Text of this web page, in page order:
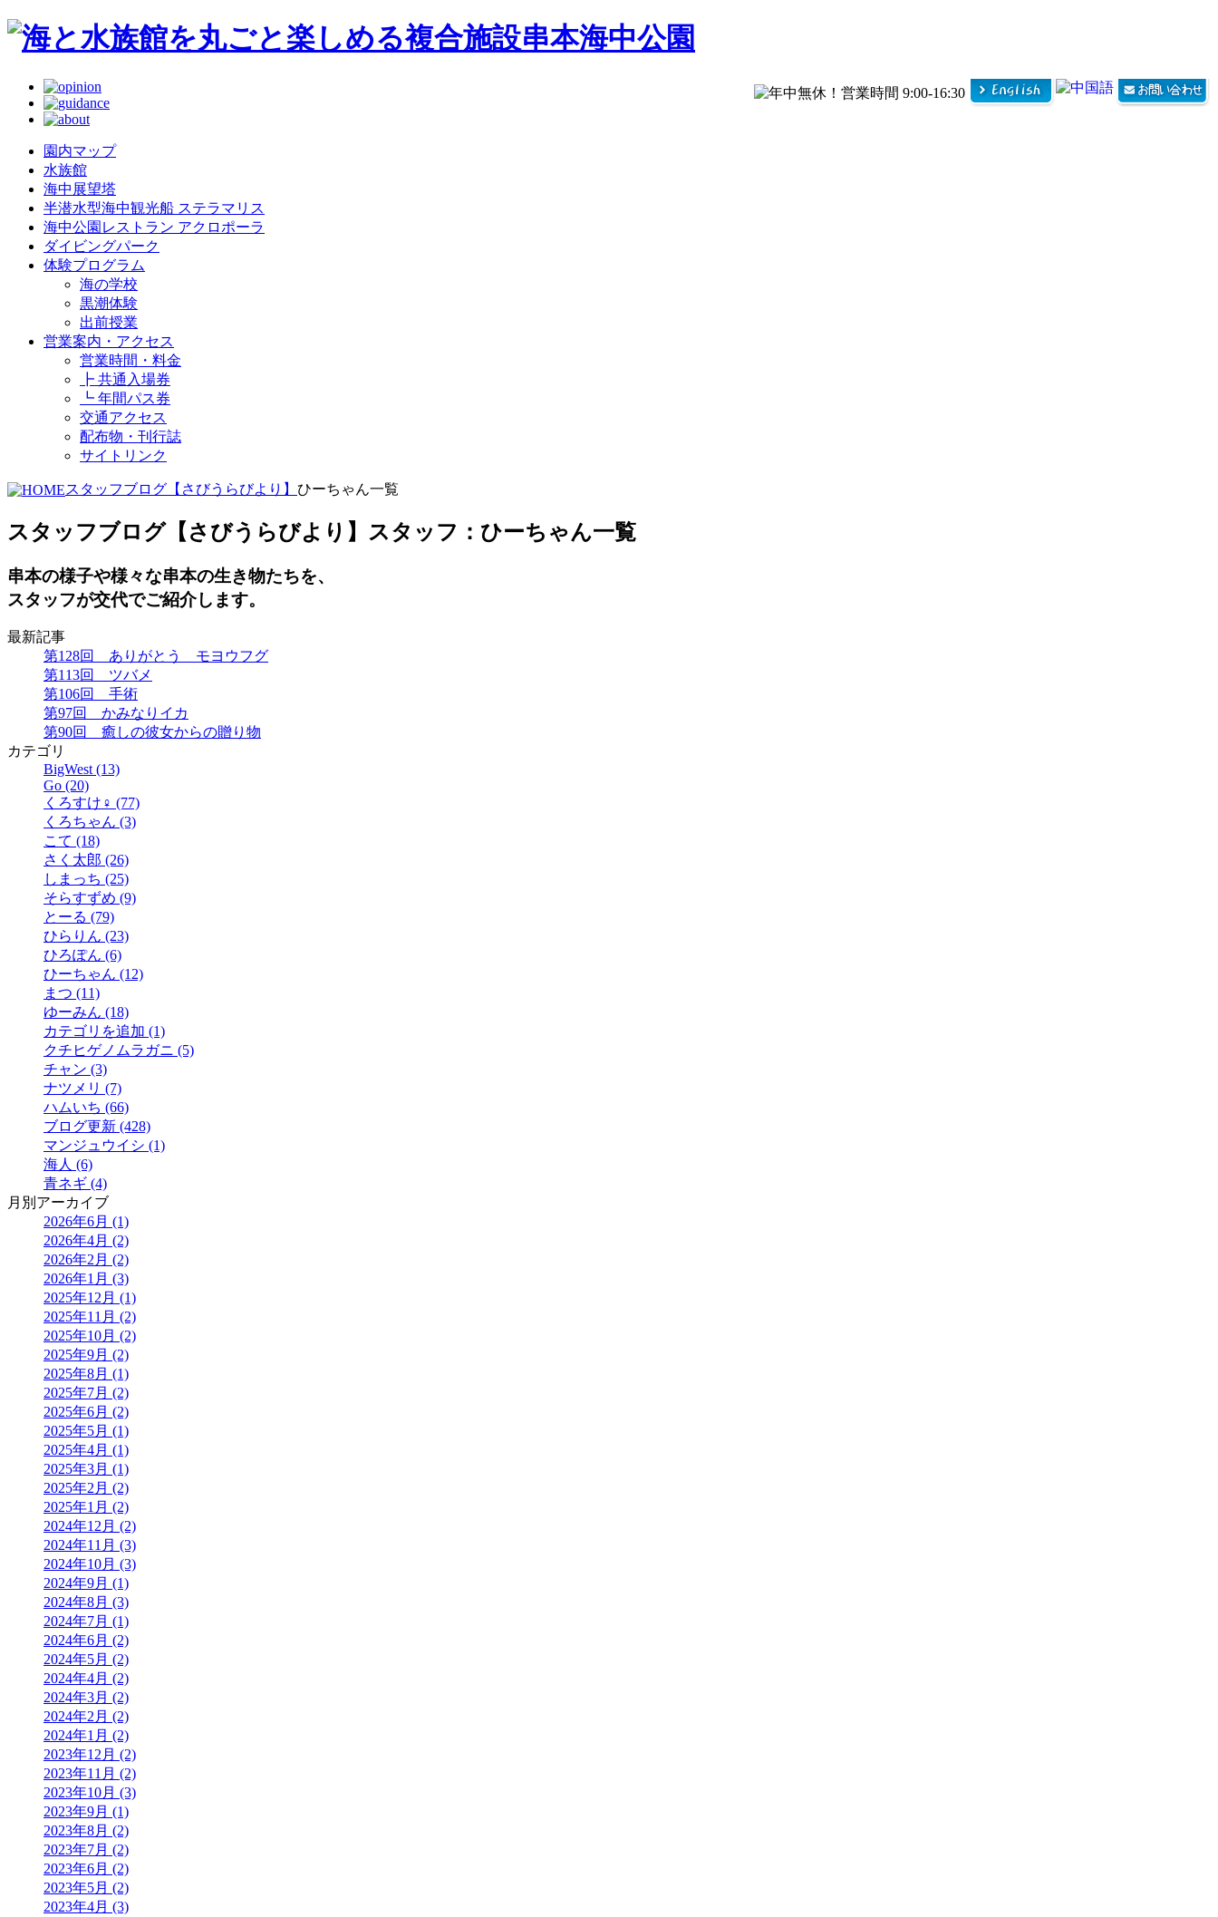
園内マップ
水族館
海中展望塔
半潜水型海中観光船 ステラマリス
海中公園レストラン アクロポーラ
ダイビングパーク
体験プログラム
海の学校
黒潮体験
出前授業
営業案内・アクセス
営業時間・料金
┣ 共通入場券
┗ 年間パス券
交通アクセス
配布物・刊行誌
サイトリンク
スタッフブログ【さびうらびより】 ひーちゃん一覧
スタッフブログ【さびうらびより】 スタッフ：ひーちゃん一覧
串本の様子や様々な串本の生き物たちを、
スタッフが交代でご紹介します。
最新記事
第128回 ありがとう モヨウフグ
第113回 ツバメ
第106回 手術
第97回 かみなりイカ
第90回 癒しの彼女からの贈り物
カテゴリ
BigWest (13)
Go (20)
くろすけ♀ (77)
くろちゃん (3)
こて (18)
さく太郎 (26)
しまっち (25)
そらすずめ (9)
とーる (79)
ひらりん (23)
ひろぽん (6)
ひーちゃん (12)
まつ (11)
ゆーみん (18)
カテゴリを追加 (1)
クチヒゲノムラガニ (5)
チャン (3)
ナツメリ (7)
ハムいち (66)
ブログ更新 (428)
マンジュウイシ (1)
海人 (6)
青ネギ (4)
月別アーカイブ
2026年6月 (1)
2026年4月 (2)
2026年2月 (2)
2026年1月 (3)
2025年12月 (1)
2025年11月 (2)
2025年10月 (2)
2025年9月 (2)
2025年8月 (1)
2025年7月 (2)
2025年6月 (2)
2025年5月 (1)
2025年4月 (1)
2025年3月 (1)
2025年2月 (2)
2025年1月 (2)
2024年12月 (2)
2024年11月 (3)
2024年10月 (3)
2024年9月 (1)
2024年8月 (3)
2024年7月 (1)
2024年6月 (2)
2024年5月 (2)
2024年4月 (2)
2024年3月 (2)
2024年2月 (2)
2024年1月 (2)
2023年12月 (2)
2023年11月 (2)
2023年10月 (3)
2023年9月 (1)
2023年8月 (2)
2023年7月 (2)
2023年6月 (2)
2023年5月 (2)
2023年4月 (3)